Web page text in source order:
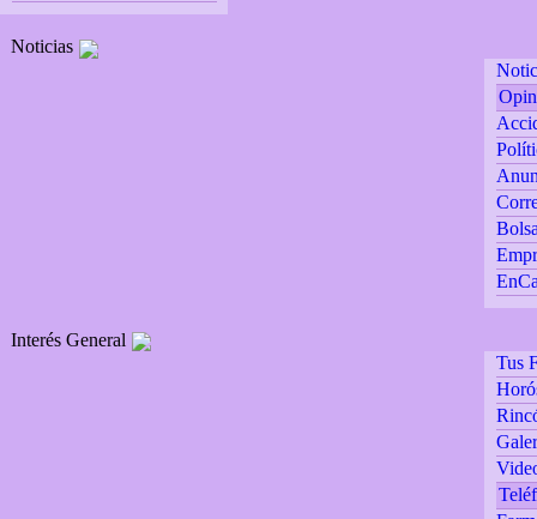
Noticias
Interés General
Tus